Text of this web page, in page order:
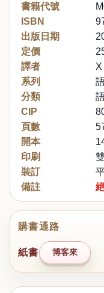
書籍代號
ISBN
出版日期
定價
譯者
X
系列
分類
CIP
頁數
開本
印刷
裝訂
備註
購書通路
紙書 博客來